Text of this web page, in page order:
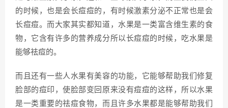
的时候，也是会长痘痘的，有时候激素分泌不正常也是会
长痘痘。而大家其实都知道，水果是一类富含维生素的食
物，它含有许多的营养成分所以长痘痘的时候，吃水果是
能够祛痘的。
而且还有一些人水果有美容的功能，它能够帮助我们修复
脸部的痘印，使脸部变回原来没有痘痘的这样，所以水果
是一类重要的祛痘食物，而且许多水果都是能够帮助我们